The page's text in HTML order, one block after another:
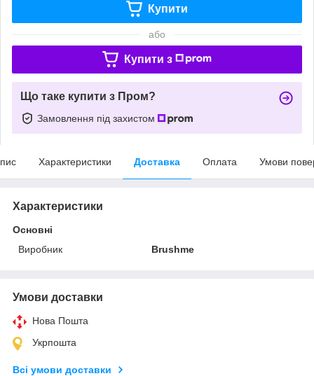
Купити
або
Купити з
Що таке купити з Пром?
Замовлення під захистом
Характеристики Доставка Оплата Умови
Характеристики
Основні
Виробник
Brushme
Умови доставки
Нова Пошта
Укрпошта
Всі умови доставки